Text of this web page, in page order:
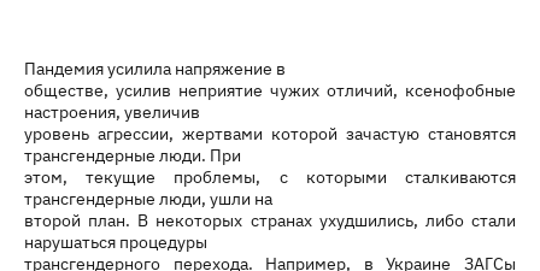
Пандемия усилила напряжение в
обществе, усилив неприятие чужих отличий, ксенофобные
настроения, увеличив
уровень агрессии, жертвами которой зачастую становятся
трансгендерные люди. При
этом, текущие проблемы, с которыми сталкиваются
трансгендерные люди, ушли на
второй план. В некоторых странах ухудшились, либо стали
нарушаться процедуры
трансгендерного перехода. Например, в Украине ЗАГСы